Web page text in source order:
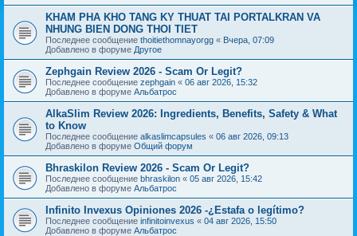
KHAM PHA KHO TANG KY THUAT TAI PORTALKRAN VA
NHUNG BIEN DONG THOI TIET
Последнее сообщение thoitiethomnayorgg « Вчера, 07:09
Добавлено в форуме Другое
Zephgain Review 2026 - Scam Or Legit?
Последнее сообщение zephgain « 06 авг 2026, 15:32
Добавлено в форуме Альбатрос
AlkaSlim Review 2026: Ingredients, Benefits, Safety & What
to Know
Последнее сообщение alkaslimcapsules « 06 авг 2026, 09:13
Добавлено в форуме Общий форум
Bhraskilon Review 2026 - Scam Or Legit?
Последнее сообщение bhraskilon « 05 авг 2026, 15:42
Добавлено в форуме Альбатрос
Infinito Invexus Opiniones 2026 -¿Estafa o legítimo?
Последнее сообщение infinitoinvexus « 04 авг 2026, 15:50
Добавлено в форуме Альбатрос